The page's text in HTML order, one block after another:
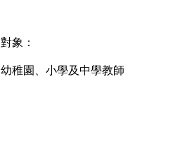
對象：
幼稚園、小學及中學教師